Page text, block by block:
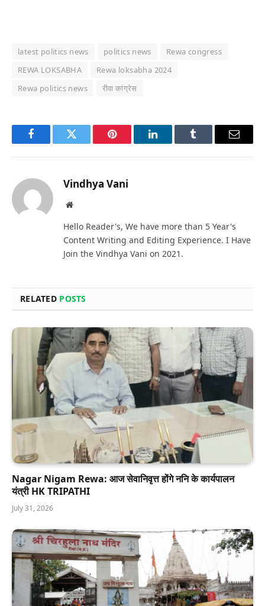
latest politics news politics news
Rewa congress
REWA LOKSABHA
Rewa loksabha 2024
Rewa politics news
रीवा कांग्रेस
FacebookTwitter Pinterest LinkedInTumblr Email
Vindhya Vani
Website
Hello Reader's, We have more than 5 Year's
Content Writing and Editing Experience. I Have
Join the Vindhya Vani on 2021.
RELATED POSTS
Nagar Nigam Rewa: आज सेवानिवृत्त होंगे ननि के कार्यपालन
यंत्री HK TRIPATHI
July 31, 2026